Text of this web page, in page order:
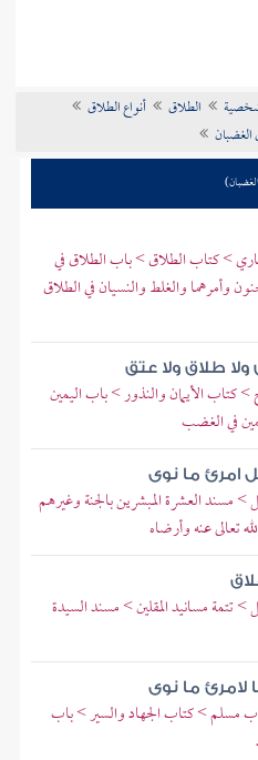
الطلاق
أنواع الطلاق
> كتاب الطلاق > باب الطلاق في
وأمرهما والغلط والنسيان في الطلاق
ولا طلاق ولا عتق
الأيمان والنذور > باب اليمين
في الغضب
امرئ ما نوى
مسند العشرة المبشرين بالجنة وغيرهم
تعالى عنه وأرضاه
تتمة مسانيد المقلين > مسند السيدة
لامرئ ما نوى
مسلم > كتاب الجهاد والسير > باب